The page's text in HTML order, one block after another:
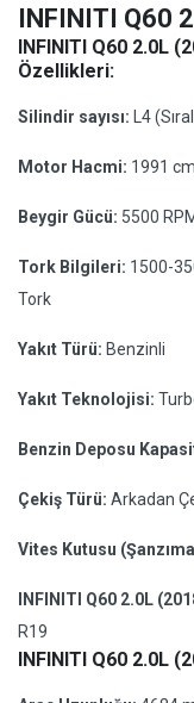
INFINITI Q60
INFINITI Q60 2.0L
Özellikleri:
Silindir sayısı: L4
Motor Hacmi: 1991
Beygir Gücü: 5500
Tork Bilgileri: 1500-
Tork
Yakıt Türü: Benzinli
Yakıt Teknolojisi:
Benzin Deposu
Çekiş Türü: Arkadan
Vites Kutusu
INFINITI Q60 2.0L
R19
INFINITI Q60 2.0L